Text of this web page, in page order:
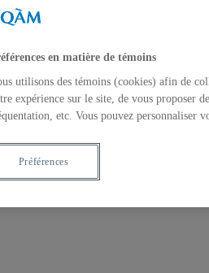
en matière de témoins
utilisons des témoins (cookies) afin de
expérience sur le site, de vous proposer
etc. Vous pouvez personnaliser
Préférences